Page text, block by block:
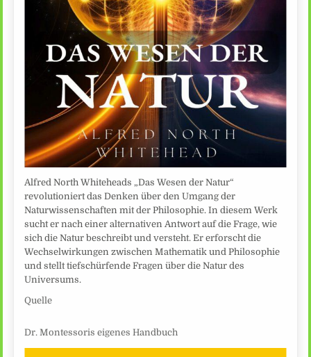
Alfred North Whiteheads „Das Wesen der Natur“
revolutioniert das Denken über den Umgang der
Naturwissenschaften mit der Philosophie. In diesem Werk
sucht er nach einer alternativen Antwort auf die Frage, wie
sich die Natur beschreibt und versteht. Er erforscht die
Wechselwirkungen zwischen Mathematik und Philosophie
und stellt tiefschürfende Fragen über die Natur des
Universums.
Quelle
Dr. Montessoris eigenes Handbuch